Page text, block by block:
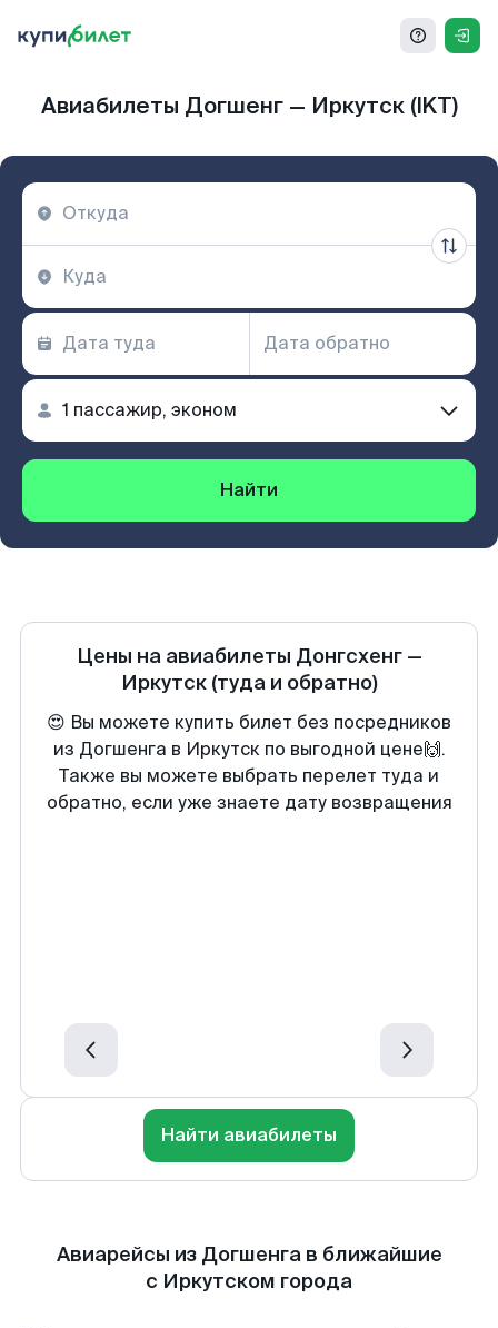
Авиабилеты Догшенг — Иркутск (IKT)
Найти
Цены на авиабилеты Донгсхенг—
Иркутск (туда и обратно)
😍 Вы можете купить билет без посредников
из Догшенга в Иркутск по выгодной цене🙌.
Также вы можете выбрать перелет туда и
обратно, если уже знаете дату возвращения
Найти авиабилеты
Авиарейсы из Догшенга в ближайшие
с Иркутском города